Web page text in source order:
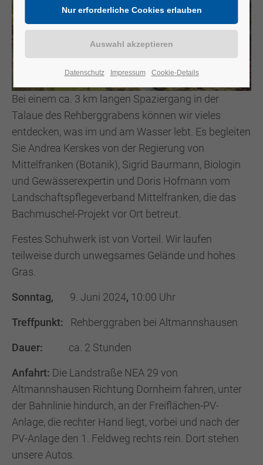
Bei einem ca. 3 km langen Spaziergang in der
Talaue des Rehberggrabens können wir vieles
entdecken, was im und am Wasser lebt. Es begleiten
Sie Andrea Kerskes von der Regierung von
Mittelfranken (Botanik), Sigrid Baurmann, Biologin
und Gewässerexpertin und Doris Hofmann vom
Landschaftspflegeverband Mittelfranken, die das
Bachmuschel-Projekt vor Ort betreut.
Festes Schuhwerk ist von Vorteil. Wir laufen
teilweise durch unwegsames Gelände und hohes
Gras.
Sonntag, 9. Juni 2024, 10:00 Uhr
Treffpunkt: Rehberggraben bei Altmannshausen
Dauer: ca. 2 Stunden
Anfahrt: Die Landstraße NEA 29 von
Altmannshausen Richtung Dornheim fahren, unter
der Bahnlinie hindurch, an der Freiflächen-PV-
Anlage, die rechter Hand liegt, vorbei und nach der
PV-Anlage den 1. Feldweg rechts rein. Dort stehen
unsere Autos.
Datenschutz Impressum Cookie-Details